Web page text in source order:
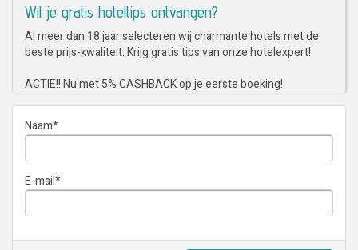
Wil je gratis hoteltips ontvangen?
Al meer dan 18 jaar selecteren wij charmante hotels met de
beste prijs-kwaliteit. Krijg gratis tips van onze hotelexpert!
ACTIE!! Nu met 5% CASHBACK op je eerste boeking!
Naam*
E-mail*